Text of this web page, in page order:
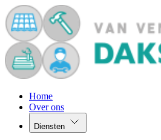
Home
Over ons
Diensten